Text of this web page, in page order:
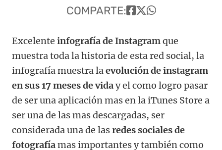
COMPARTE:
Excelente infografía de Instagramque
muestra toda la historia de esta red social, la
infografía muestra laevolución de instagram
en sus 17 meses de viday el como logro pasar
de ser una aplicación mas en la iTunes Store a
ser una de las mas descargadas, ser
considerada una de lasredes sociales de
fotografíamas importantes y también como